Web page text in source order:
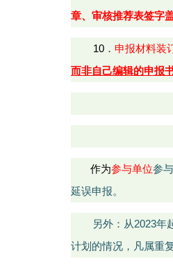
章、审核推荐表签字
10 ． 申报材料装
而非自己编辑的申报
作为参与单位参
延误申报。
另外：从2023年
计划的情况，凡属重